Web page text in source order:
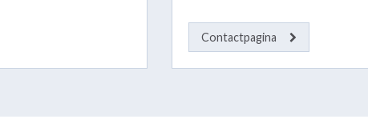
Contactpagina